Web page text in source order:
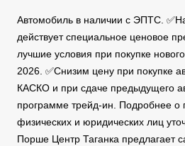
Автомобиль в наличии с ЭПТС.
действует специальное ценовое
лучшие условия при покупке
2026. ✅Снизим цену при покупке
КАСКО и при сдаче предыдущего
программе трейд-ин. Подробнее о
физических и юридических лиц
Порше Центр Таганка предлагает